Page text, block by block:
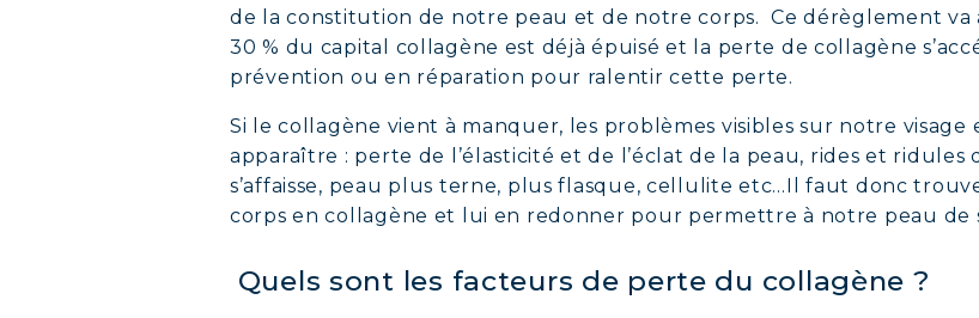
de la constitution de notre peau et de notre corps. Ce dérèglement va
30 % du capital collagène est déjà épuisé et la perte de collagène
prévention ou en réparation pour ralentir cette perte.
Si le collagène vient à manquer, les problèmes visibles sur notre
apparaître : perte de l’élasticité et de l’éclat de la peau, rides et ridules
s’affaisse, peau plus terne, plus flasque, cellulite etc…Il faut donc
corps en collagène et lui en redonner pour permettre à notre peau de
Quels sont les facteurs de perte du collagène ?